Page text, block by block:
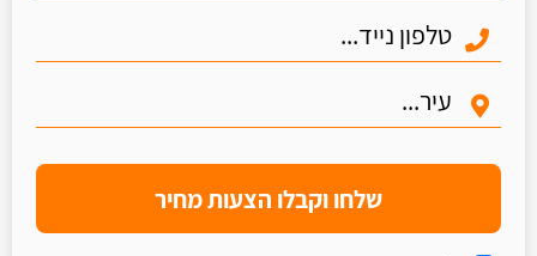
שלחו וקבלו הצעות מחיר